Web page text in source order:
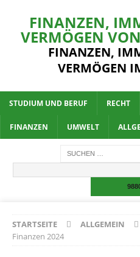
FINANZEN,
VERMÖGEN
FINANZEN,
VERMÖGEN
STUDIUM UND BERUF RECHT
FINANZEN UMWELT
STARTSEITE ALLGEMEIN
Finanzen 2024